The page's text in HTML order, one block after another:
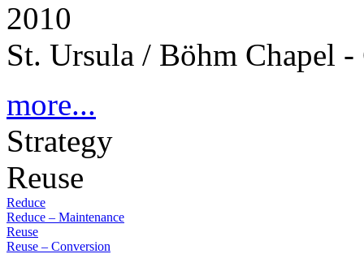
2010
St. Ursula / Böhm Chapel
more...
Strategy
Reuse
Reduce
Reduce – Maintenance
Reuse
Reuse – Conversion